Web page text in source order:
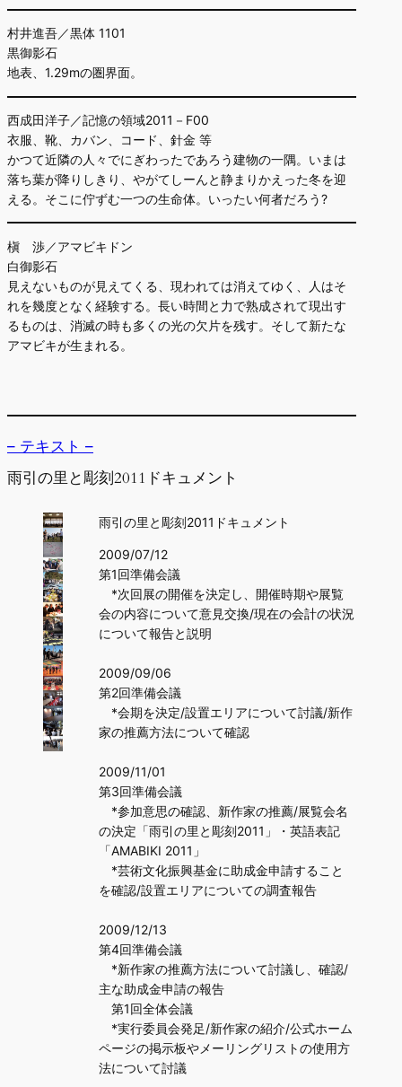
村井進吾／黒体 1101
黒御影石
地表、1.29mの圏界面。
西成田洋子／記憶の領域2011－F00
衣服、靴、カバン、コード、針金 等
かつて近隣の人々でにぎわったであろう建物の一隅。いまは
落ち葉が降りしきり、やがてしーんと静まりかえった冬を迎
える。そこに佇ずむ一つの生命体。いったい何者だろう?
槇 渉／アマビキドン
白御影石
見えないものが見えてくる、現われては消えてゆく、人はそ
れを幾度となく経験する。長い時間と力で熟成されて現出す
るものは、消滅の時も多くの光の欠片を残す。そして新たな
アマビキが生まれる。
– テキスト –
雨引の里と彫刻2011ドキュメント
雨引の里と彫刻2011ドキュメント
2009/07/12
第1回準備会議
*次回展の開催を決定し、開催時期や展覧
会の内容について意見交換/現在の会計の状況
について報告と説明
2009/09/06
第2回準備会議
*会期を決定/設置エリアについて討議/新作
家の推薦方法について確認
2009/11/01
第3回準備会議
*参加意思の確認、新作家の推薦/展覧会名
の決定「雨引の里と彫刻2011」・英語表記
「AMABIKI 2011」
*芸術文化振興基金に助成金申請すること
を確認/設置エリアについての調査報告
2009/12/13
第4回準備会議
*新作家の推薦方法について討議し、確認/
主な助成金申請の報告
第1回全体会議
*実行委員会発足/新作家の紹介/公式ホーム
ページの掲示板やメーリングリストの使用方
法について討議